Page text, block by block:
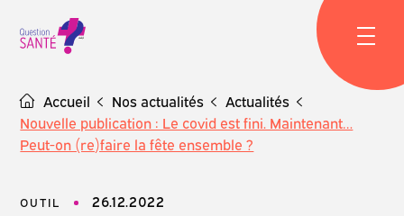
content
Accueil Nos actualités
Actualités
Nouvelle publication : Le covid est fini. Maintenant…
Peut-on (re)faire la fête ensemble ?
OUTIL 26.12.2022